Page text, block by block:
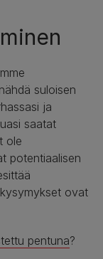
suloisen
ja
saatat
ole
potentiaalisen
ovat
pentuna?